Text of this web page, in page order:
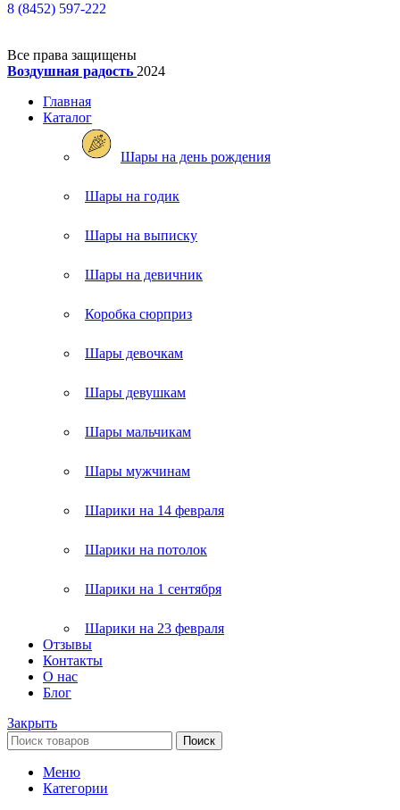
8 (8452) 597-222
Все права защищены
Воздушная радость 2024
Главная
Каталог
Шары на день рождения
Шары на годик
Шары на выписку
Шары на девичник
Коробка сюрприз
Шары девочкам
Шары девушкам
Шары мальчикам
Шары мужчинам
Шарики на 14 февраля
Шарики на потолок
Шарики на 1 сентября
Шарики на 23 февраля
Отзывы
Контакты
О нас
Блог
Закрыть
Поиск
Меню
Категории